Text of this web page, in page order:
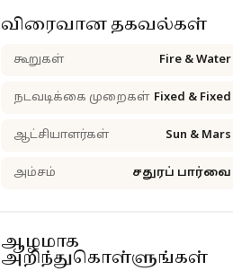
விரைவான தகவல்கள்
கூறுகள் Fire & Water
நடவடிக்கை முறைகள் Fixed & Fixed
ஆட்சியாளர்கள் Sun & Mars
அம்சம் சதுரப் பார்வை
ஆழமாக
அறிந்துகொள்ளுங்கள்